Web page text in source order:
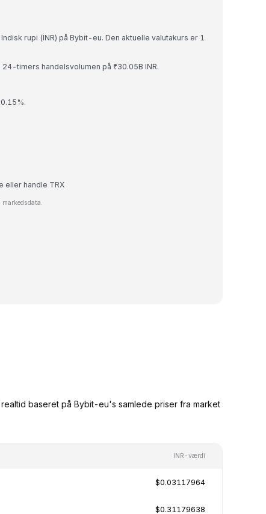
rupi (INR) på Bybit-eu. Den aktuelle valutakurs er 1
timers handelsvolumen på ₹30.05B INR.
handle TRX
baseret på Bybit-eu's samlede priser fra market
INR-værdi
$0.03117964
$0.31179638